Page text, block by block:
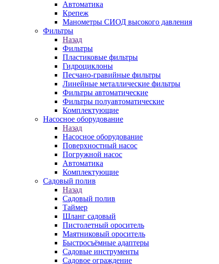
Автоматика
Крепеж
Манометры СИОД высокого давления
Фильтры
Назад
Фильтры
Пластиковые фильтры
Гидроциклоны
Песчано-гравийные фильтры
Линейные металлические фильтры
Фильтры автоматические
Фильтры полуавтоматические
Комплектующие
Насосное оборудование
Назад
Насосное оборудование
Поверхностный насос
Погружной насос
Автоматика
Комплектующие
Садовый полив
Назад
Садовый полив
Таймер
Шланг садовый
Пистолетный ороситель
Маятниковый ороситель
Быстросъёмные адаптеры
Садовые инструменты
Садовое ограждение